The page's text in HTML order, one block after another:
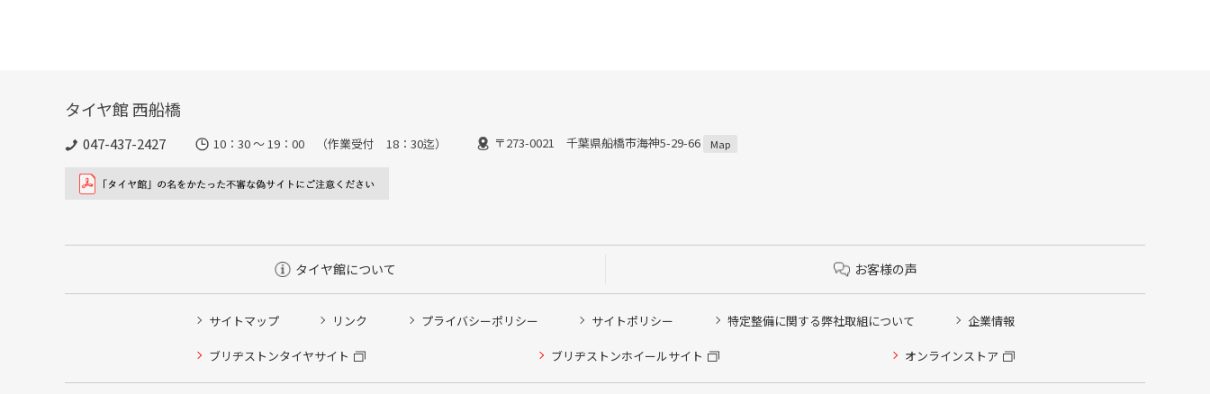
タイヤ館 西船橋
047-437-2427 10：30 ～ 19：00 （作業受付 18：30迄） 〒273-0021 千葉県船橋市海神5-29-66 Map
タイヤ館について お客様の声
サイトマップ リンク プライバシーポリシー サイトポリシー 特定整備に関する弊社取組について 企業情報
ブリヂストンタイヤサイト ブリヂストンホイールサイト オンラインストア
タイヤ点検・安全点検/タイヤ履き替え/オイル交換/その他ピット作業の予約
クローク契約会員専用タイヤ履き替え※タイヤ履き替えを希望のクローク契約会員の方はこちらを選択ください
本日のタイヤ履き替え順番待ち予約 ※クローク契約会員の方はご利用いただけません